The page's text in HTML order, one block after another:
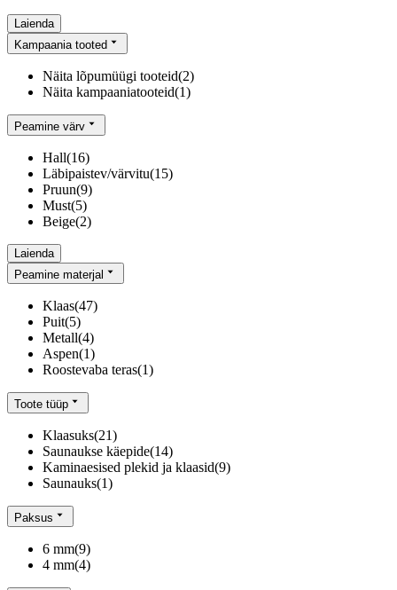
Laienda
Kampaania tooted
Näita lõpumüügi tooteid(2)
Näita kampaaniatooteid(1)
Peamine värv
Hall(16)
Läbipaistev/värvitu(15)
Pruun(9)
Must(5)
Beige(2)
Laienda
Peamine materjal
Klaas(47)
Puit(5)
Metall(4)
Aspen(1)
Roostevaba teras(1)
Toote tüüp
Klaasuks(21)
Saunaukse käepide(14)
Kaminaesised plekid ja klaasid(9)
Saunauks(1)
Paksus
6 mm(9)
4 mm(4)